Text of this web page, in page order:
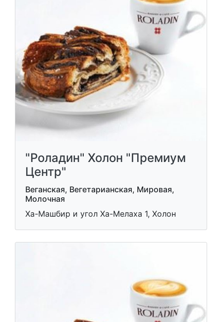
"Роладин" Холон "Премиум
Центр"
Веганская, Вегетарианская, Мировая,
Молочная
Ха-Машбир и угол Ха-Мелаха 1, Холон